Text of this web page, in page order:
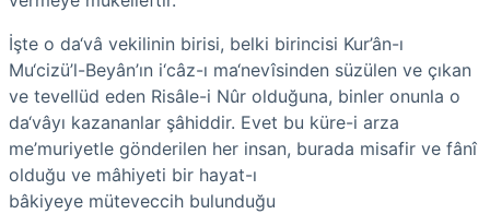
İşte o da‘vâ vekilinin birisi, belki birincisi Kur’ân-ı
Mu‘cizü’l-Beyân’ın i‘câz-ı ma‘nevîsinden süzülen ve çıkan
ve tevellüd eden Risâle-i Nûr olduğuna, binler onunla o
da‘vâyı kazananlar şâhiddir. Evet bu küre-i arza
me’muriyetle gönderilen her insan, burada misafir ve fânî
olduğu ve mâhiyeti bir hayat-ı
bâkiyeye müteveccih bulunduğu